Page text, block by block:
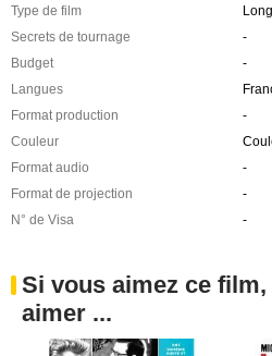
Type de film
Secrets de tournage
-
Budget
-
Langues
Format production
-
Couleur
Format audio
-
Format de projection
-
N° de Visa
-
Si vous aimez ce
aimer ...